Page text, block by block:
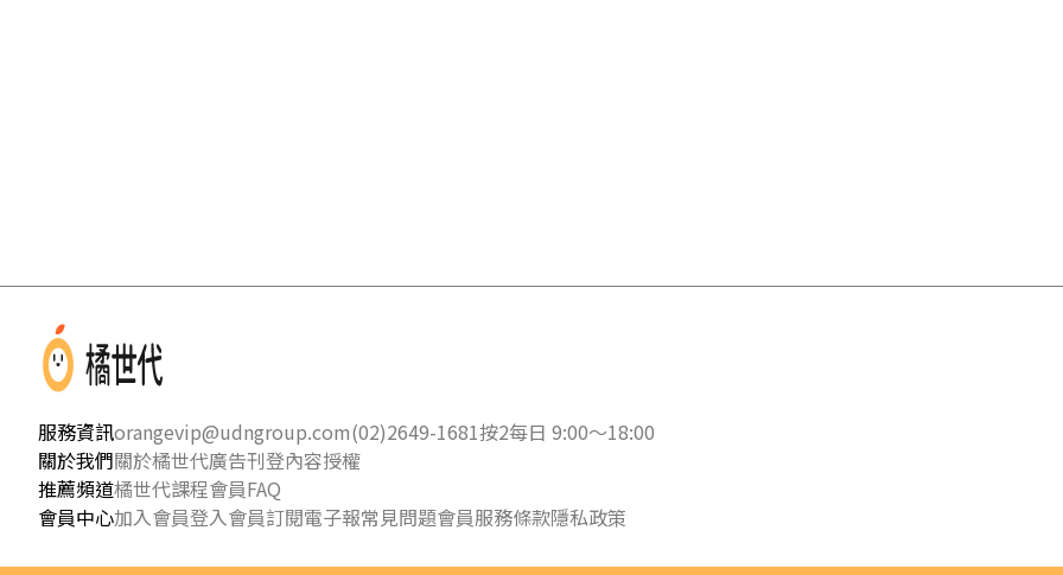
服務資訊orangevip@udngroup.com(02)2649-1681按2每日 9:00～18:00
關於我們關於橘世代廣告刊登內容授權
推薦頻道橘世代課程會員FAQ
會員中心加入會員登入會員訂閱電子報常見問題會員服務條款隱私政策